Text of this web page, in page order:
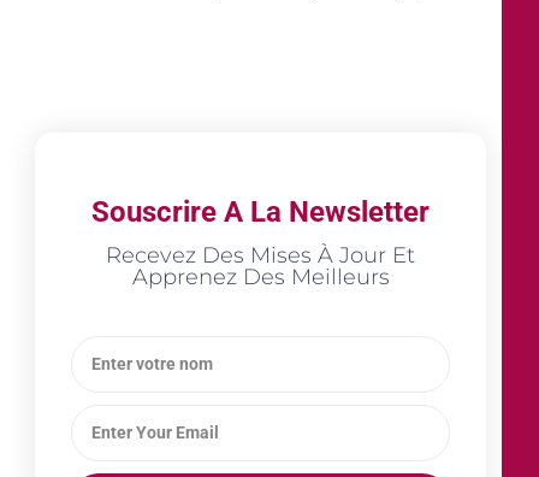
Souscrire A La Newsletter
Recevez Des Mises À Jour Et
Apprenez Des Meilleurs